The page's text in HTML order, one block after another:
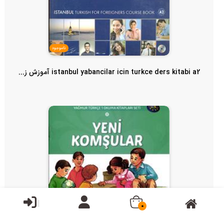
ناموجود
istanbul yabancilar icin turkce ders kitabi a2 آموزش ز...
0